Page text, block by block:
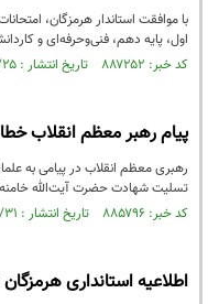
با موافقت استاندار هرمزگان،
اول، پایه دهم، فنی‌وحرفه‌ای و
کد خبر: ۸۸۷۲۵۲ تاریخ انتشار : ۱۴۰۵/۰۲/۲۵
پیام رهبر معظم انقلاب
رهبری معظم انقلاب در پیامی به
تسلیت شهادت حضرت آیت‌الله
کد خبر: ۸۸۵۷۹۶ تاریخ انتشار : ۱۴۰۵/۰۱/۳۱
اطلاعیه استانداری